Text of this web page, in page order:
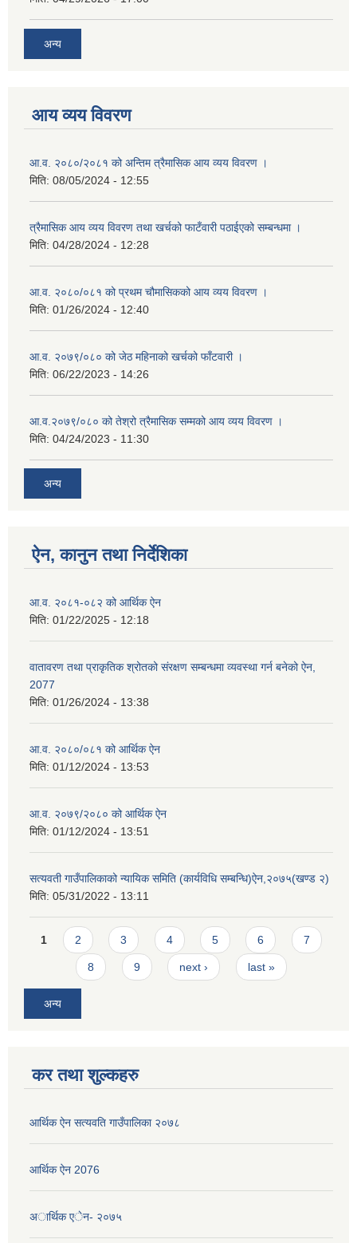
अन्य
आय व्यय विवरण
आ.व. २०८०/२०८१ को अन्तिम त्रैमासिक आय व्यय विवरण ।
मिति: 08/05/2024 - 12:55
त्रैमासिक आय व्यय विवरण तथा खर्चको फाटँवारी पठाईएको सम्बन्धमा ।
मिति: 04/28/2024 - 12:28
आ.व. २०८०/०८१ को प्रथम चौमासिकको आय व्यय विवरण ।
मिति: 01/26/2024 - 12:40
आ.व. २०७९/०८० को जेठ महिनाको खर्चको फाँटवारी ।
मिति: 06/22/2023 - 14:26
आ.व.२०७९/०८० को तेश्रो त्रैमासिक सम्मको आय व्यय विवरण ।
मिति: 04/24/2023 - 11:30
अन्य
ऐन, कानुन तथा निर्देशिका
आ.व. २०८१-०८२ को आर्थिक ऐन
मिति: 01/22/2025 - 12:18
वातावरण तथा प्राकृतिक श्रोतको संरक्षण सम्बन्धमा व्यवस्था गर्न बनेको ऐन,
2077
मिति: 01/26/2024 - 13:38
आ.व. २०८०/०८१ को आर्थिक ऐन
मिति: 01/12/2024 - 13:53
आ.व. २०७९/२०८० को आर्थिक ऐन
मिति: 01/12/2024 - 13:51
सत्यवती गाउँपालिकाको न्यायिक समिति (कार्यविधि सम्बन्धि)ऐन,२०७५(खण्ड २)
मिति: 05/31/2022 - 13:11
Pages
1 2 3 4 5 6 7
8 9 next › last »
अन्य
कर तथा शुल्कहरु
आर्थिक ऐन सत्यवति गाउँपालिका २०७८
आर्थिक ऐन 2076
अार्थिक एेन- २०७५